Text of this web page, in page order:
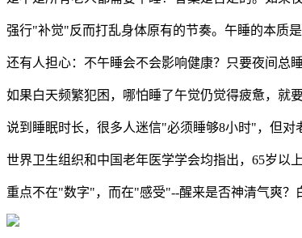
强行"补觉"反而打乱身体原有的节奏。午睡的本质
还有人担心：不午睡会不会影响健康？只要夜间总
如果白天频繁犯困，哪怕睡了午觉仍觉得疲惫，就
说到睡眠时长，很多人迷信"必须睡够8小时"，但对
世界卫生组织和中国老年医学学会均指出，65岁以
重点不在"数字"，而在"感受"--醒来是否神清气爽？